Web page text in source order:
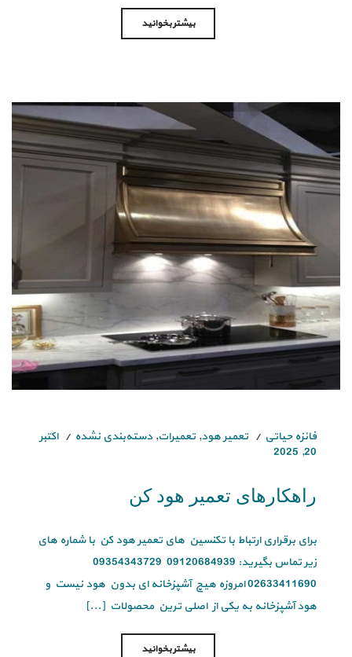
بیشتر بخوانید
فائزه حیاتی تعمیر هود, تعمیرات, دسته‌بندی نشده
اکتبر
20, 2025
راهکارهای تعمیر هود کن
برای برقراری ارتباط با تکنسین های تعمیر هود کن با شماره های
02633411690 امروزه هیچ آشپزخانه ای بدون هود نیست و
هود آشپزخانه به یکی از اصلی ترین محصولات [...]
بیشتر بخوانید